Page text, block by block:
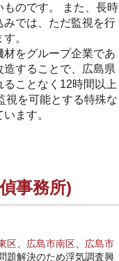
のです。 また、長時
では、ただ監視を行
。
をグループ企業であ
することで、広島県
ことなく12時間以上
視を可能とする特殊な
ます。
事務所)
区 広島市南区
広島市
題解決のため浮気調査興